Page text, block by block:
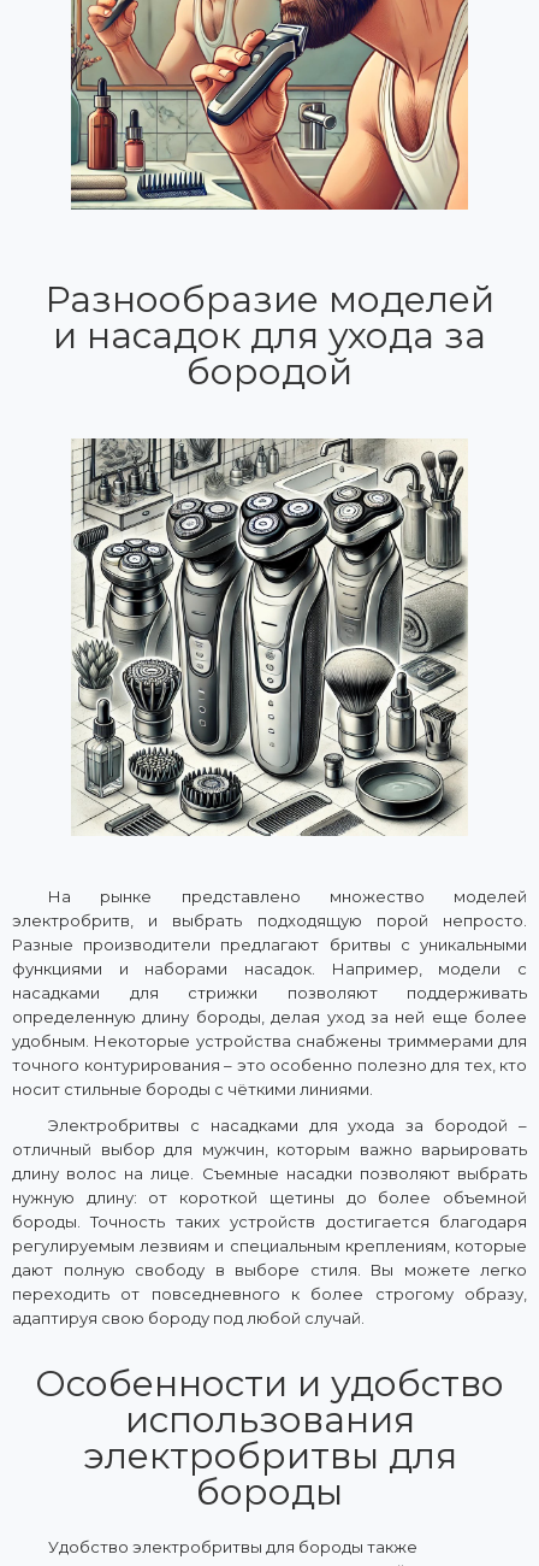
Разнообразие моделей
и насадок для ухода за
бородой
На рынке представлено множество моделей
электробритв, и выбрать подходящую порой непросто.
Разные производители предлагают бритвы с уникальными
функциями и наборами насадок. Например, модели с
насадками для стрижки позволяют поддерживать
определенную длину бороды, делая уход за ней еще более
удобным. Некоторые устройства снабжены триммерами для
точного контурирования – это особенно полезно для тех, кто
носит стильные бороды с чёткими линиями.
Электробритвы с насадками для ухода за бородой –
отличный выбор для мужчин, которым важно варьировать
длину волос на лице. Съемные насадки позволяют выбрать
нужную длину: от короткой щетины до более объемной
бороды. Точность таких устройств достигается благодаря
регулируемым лезвиям и специальным креплениям, которые
дают полную свободу в выборе стиля. Вы можете легко
переходить от повседневного к более строгому образу,
адаптируя свою бороду под любой случай.
Особенности и удобство
использования
электробритвы для
бороды
Удобство электробритвы для бороды также